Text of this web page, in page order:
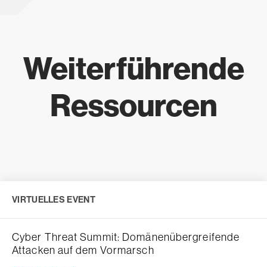
Weiterführende
Ressourcen
VIRTUELLES EVENT
Cyber Threat Summit: Domänenübergreifende
Attacken auf dem Vormarsch